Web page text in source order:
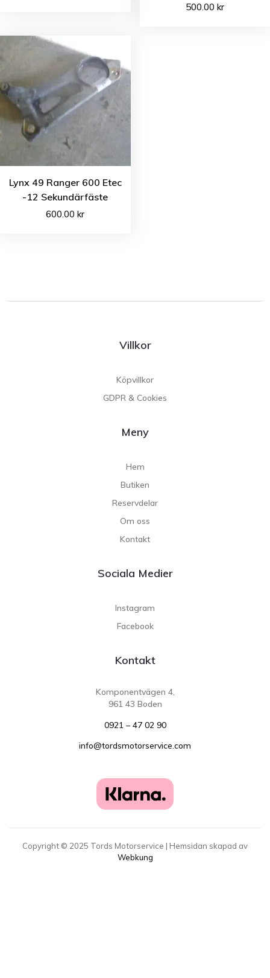
500.00 kr
Lynx 49 Ranger 600 Etec
-12 Sekundärfäste
600.00kr
Villkor
Köpvillkor
GDPR & Cookies
Meny
Hem
Butiken
Reservdelar
Om oss
Kontakt
Sociala Medier
Instagram
Facebook
Kontakt
Komponentvägen 4,
961 43 Boden
0921 – 47 02 90
info@tordsmotorservice.com
Copyright © 2025 Tords Motorservice | Hemsidan skapad av
Webkung